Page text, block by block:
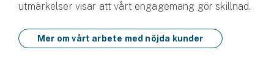
utmärkelser visar att vårt engagemang gör skillnad.
Mer om vårt arbete med nöjda kunder